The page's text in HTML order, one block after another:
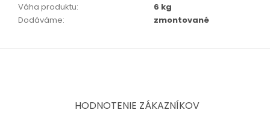
Váha produktu:
6 kg
Dodáváme: zmontované
Z
HODNOTENIE ZÁKAZNÍKOV